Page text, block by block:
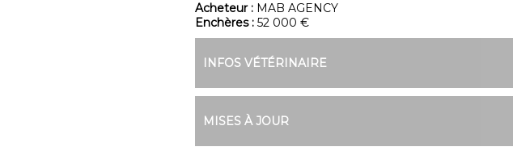
Acheteur : MAB AGENCY
Enchères : 52 000 €
INFOS VÉTÉRINAIRE
MISES À JOUR